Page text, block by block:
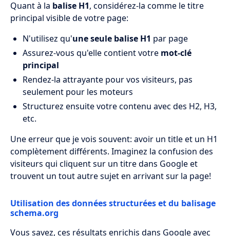
Quant à la balise H1, considérez-la comme le titre
principal visible de votre page:
N'utilisez qu'une seule balise H1 par page
Assurez-vous qu'elle contient votre mot-clé
principal
Rendez-la attrayante pour vos visiteurs, pas
seulement pour les moteurs
Structurez ensuite votre contenu avec des H2, H3,
etc.
Une erreur que je vois souvent: avoir un title et un H1
complètement différents. Imaginez la confusion des
visiteurs qui cliquent sur un titre dans Google et
trouvent un tout autre sujet en arrivant sur la page!
Utilisation des données structurées et du balisage
schema.org
Vous savez, ces résultats enrichis dans Google avec